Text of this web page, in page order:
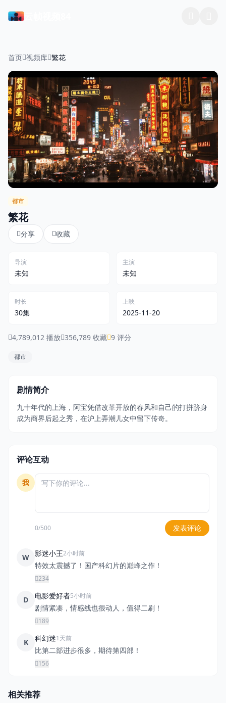
首页 视频库 繁花
都市
繁花
分享 收藏
导演
未知
主演
未知
时长
30集
上映
2025-11-20
4,789,012 播放 356,789 收藏 9 评分
都市
剧情简介
九十年代的上海，阿宝凭借改革开放的春风和自己的打拼跻身
成为商界后起之秀，在沪上弄潮儿女中留下传奇。
评论互动
我
0/500 发表评论
W 影迷小王2小时前
特效太震撼了！国产科幻片的巅峰之作！
234
D 电影爱好者5小时前
剧情紧凑，情感线也很动人，值得二刷！
189
K 科幻迷1天前
比第二部进步很多，期待第四部！
156
相关推荐